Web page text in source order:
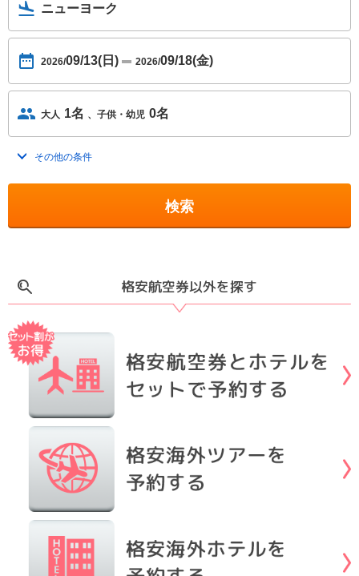
ニューヨーク
2026/09/13(日) 2026/09/18(金)
大人 1名 子供・幼児 0名
トグルを開く
その他の条件
検索
格安航空券以外を探す